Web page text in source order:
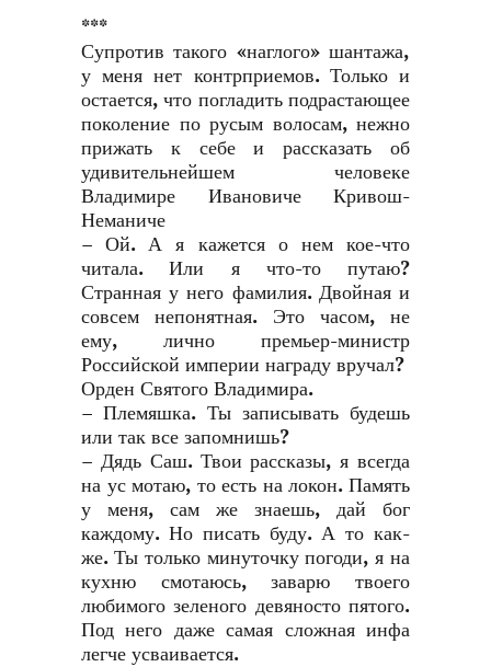
***
Супротив такого «наглого» шантажа,
у меня нет контрприемов. Только и
остается, что погладить подрастающее
поколение по русым волосам, нежно
прижать к себе и рассказать об
удивительнейшем человеке
Владимире Ивановиче Кривош-
Неманиче
– Ой. А я кажется о нем кое-что
читала. Или я что-то путаю?
Странная у него фамилия. Двойная и
совсем непонятная. Это часом, не
ему, лично премьер-министр
Российской империи награду вручал?
Орден Святого Владимира.
– Племяшка. Ты записывать будешь
или так все запомнишь?
– Дядь Саш. Твои рассказы, я всегда
на ус мотаю, то есть на локон. Память
у меня, сам же знаешь, дай бог
каждому. Но писать буду. А то как-
же. Ты только минуточку погоди, я на
кухню смотаюсь, заварю твоего
любимого зеленого девяносто пятого.
Под него даже самая сложная инфа
легче усваивается.